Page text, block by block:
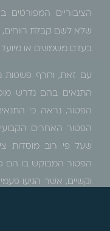
הציבוריים המפורטים
שלא לשם קבלת רווחים,
בעדם משמשים או
עם זאת, וחרף פשטות
התנאים בהם נדרש
הפטור, נראה כי
הפטור האחרים
שעל פי רוב מוסדות
הפטור המבוקש בו הם
וקשיים, אשר הגיעו
המשפט בערכאות
החלטות ופסקי דין